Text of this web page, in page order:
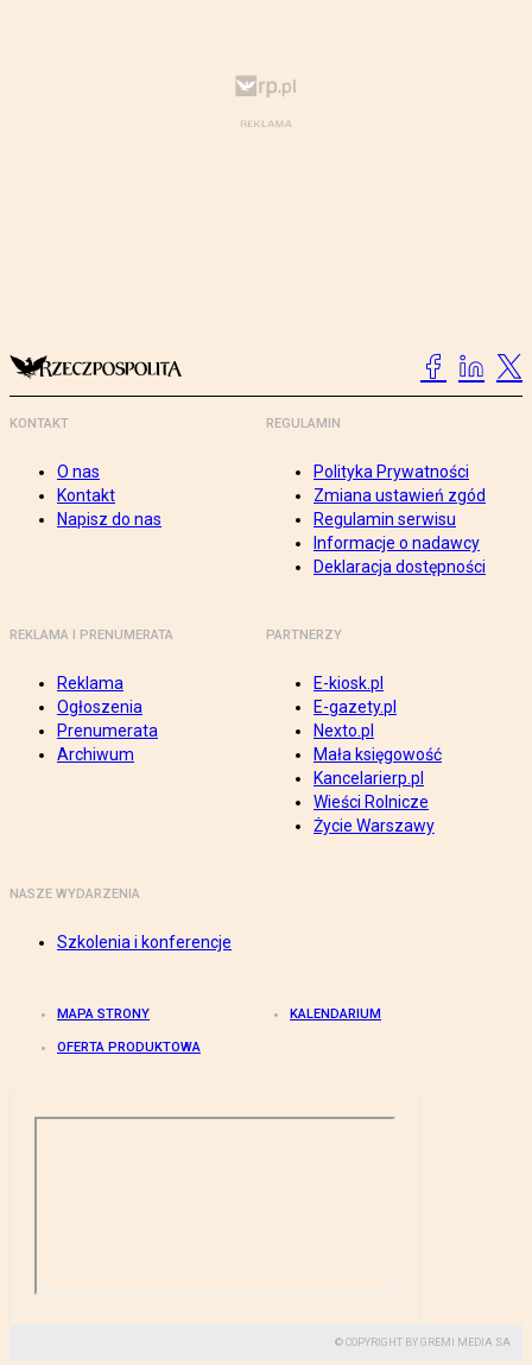
KONTAKT
O nas
Kontakt
Napisz do nas
REGULAMIN
Polityka Prywatności
Zmiana ustawień zgód
Regulamin serwisu
Informacje o nadawcy
Deklaracja dostępności
REKLAMA I PRENUMERATA
Reklama
Ogłoszenia
Prenumerata
Archiwum
PARTNERZY
E-kiosk.pl
E-gazety.pl
Nexto.pl
Mała księgowość
Kancelarierp.pl
Wieści Rolnicze
Życie Warszawy
NASZE WYDARZENIA
Szkolenia i konferencje
MAPA STRONY KALENDARIUM
OFERTA PRODUKTOWA
© COPYRIGHT BY GREMI MEDIA SA